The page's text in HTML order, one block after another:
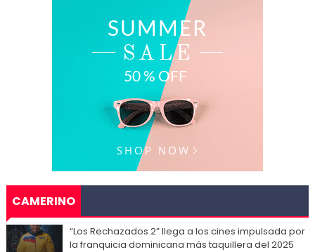
CAMERINO
“Los Rechazados 2” llega a los cines impulsada por
la franquicia dominicana más taquillera del 2025